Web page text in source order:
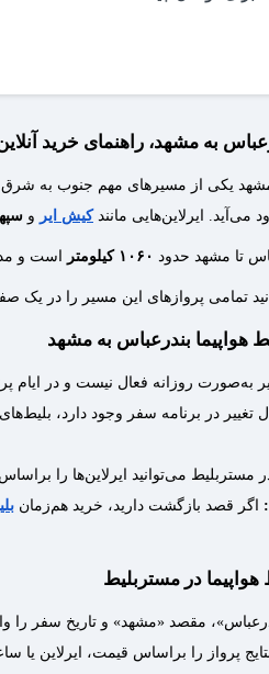
بلیط‌های الکترونیکی را
هواپیما در مِستربلیط چگونه است؟
در مِستربلیط براساس قوانین هر
به مشهد، راهنمای خرید
یکی از مسیرهای مهم جنوب به شرق
می‌آید. ایرلاین‌هایی مانندکیش ایر و
تا مشهد حدود ۱۰۶۰ کیلومتر است و
تمامی پروازهای این مسیر را در یک
هواپیما بندرعباس به مشهد
به‌صورت روزانه فعال نیست و در
تغییر در برنامه سفر وجود دارد،
مستربلیط می‌توانید ایرلاین‌ها را
اگر قصد بازگشت دارید، خرید هم‌زمان
در مستربلیط
مقصد «مشهد» و تاریخ سفر را
پرواز را براساس قیمت، ایرلاین